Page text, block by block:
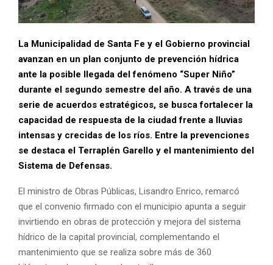
La Municipalidad de Santa Fe y el Gobierno provincial
avanzan en un plan conjunto de prevención hídrica
ante la posible llegada del fenómeno “Super Niño”
durante el segundo semestre del año. A través de una
serie de acuerdos estratégicos, se busca fortalecer la
capacidad de respuesta de la ciudad frente a lluvias
intensas y crecidas de los ríos. Entre la prevenciones
se destaca el Terraplén Garello y el mantenimiento del
Sistema de Defensas.
El ministro de Obras Públicas, Lisandro Enrico, remarcó
que el convenio firmado con el municipio apunta a seguir
invirtiendo en obras de protección y mejora del sistema
hídrico de la capital provincial, complementando el
mantenimiento que se realiza sobre más de 360